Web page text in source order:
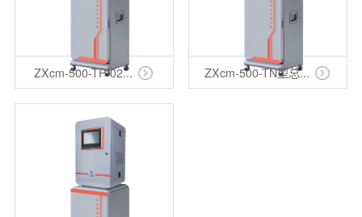
ZXcm-500-TP-02... ZXcm-500-TN型总...